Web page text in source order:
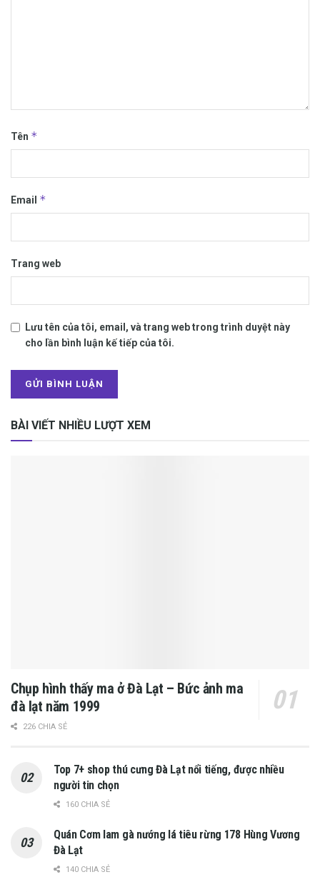
Tên *
Email *
Trang web
Lưu tên của tôi, email, và trang web trong trình duyệt này
cho lần bình luận kế tiếp của tôi.
BÀI VIẾT NHIỀU LƯỢT XEM
Chụp hình thấy ma ở Đà Lạt – Bức ảnh ma
đà lạt năm 1999
226 CHIA SẺ
Top 7+ shop thú cưng Đà Lạt nổi tiếng, được nhiều
người tin chọn
160 CHIA SẺ
Quán Cơm lam gà nướng lá tiêu rừng 178 Hùng Vương
Đà Lạt
140 CHIA SẺ